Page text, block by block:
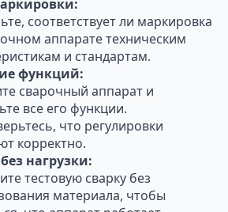
соответствует ли маркировка
аппарате техническим
и стандартам.
функций:
сварочный аппарат и
все его функции.
что регулировки
корректно.
нагрузки:
тестовую сварку без
материала, чтобы